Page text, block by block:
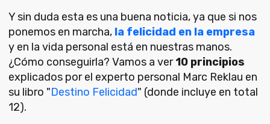
Y sin duda esta es una buena noticia, ya que si nos
ponemos en marcha, la felicidad en la empresa
y en la vida personal está en nuestras manos.
¿Cómo conseguirla? Vamos a ver10 principios
explicados por el experto personal Marc Reklau en
su libro "Destino Felicidad" (donde incluye en total
12).